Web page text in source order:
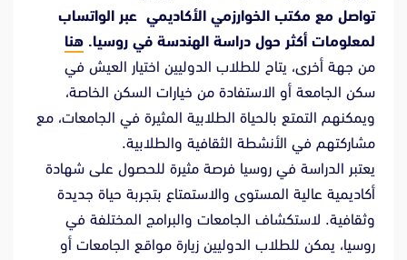
تواصل مع مكتب الخوارزمي الأكاديمي عبر الواتساب
لمعلومات أكثر حول دراسة الهندسة في روسيا. هنا
من جهة أخرى، يتاح للطلاب الدوليين اختيار العيش في
سكن الجامعة أو الاستفادة من خيارات السكن الخاصة،
ويمكنهم التمتع بالحياة الطلابية المثيرة في الجامعات، مع
مشاركتهم في الأنشطة الثقافية والطلابية.
يعتبر الدراسة في روسيا فرصة مثيرة للحصول على شهادة
أكاديمية عالية المستوى والاستمتاع بتجربة حياة جديدة
وثقافية. لاستكشاف الجامعات والبرامج المختلفة في
روسيا، يمكن للطلاب الدوليين زيارة مواقع الجامعات أو